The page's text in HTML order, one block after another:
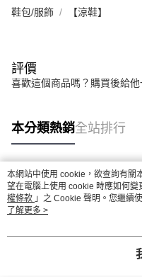
鞋包/服飾 【涼鞋】
評價
喜歡這個商品嗎？購買後給
本分類熱銷全站排行
熱門標籤
本網站中使用 cookie，欲查詢有關
望在電腦上使用 cookie 時應如何
權條款 」之 Cookie 聲明。您繼續
用條款之 Cookie 聲明使用 cookie。
了解更多 >